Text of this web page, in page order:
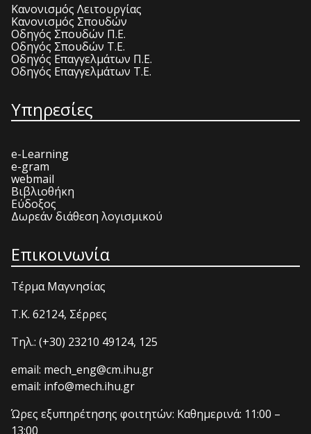
Κανονισμός Λειτουργίας
Κανονισμός Σπουδών
Οδηγός Σπουδών Π.Ε.
Οδηγός Σπουδών Τ.Ε.
Οδηγός Επαγγελμάτων Π.Ε.
Οδηγός Επαγγελμάτων Τ.Ε.
Υπηρεσίες
e-Learning
e-gram
webmail
Βιβλιοθήκη
Εύδοξος
Δωρεάν διάθεση λογισμικού
Επικοινωνία
Τέρμα Μαγνησίας
T.K. 62124, Σέρρες
Τηλ.: (+30) 23210 49124, 125
email: mech_eng@cm.ihu.gr
email: info@mech.ihu.gr
Ώρες εξυπηρέτησης φοιτητών: Καθημερινά: 11:00 –
13:00